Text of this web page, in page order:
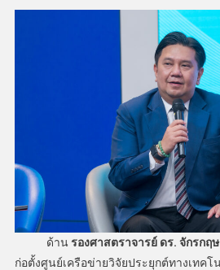
ด้านรองศาสตราจารย์ ดร. จักรก
ก่อตั้งศูนย์เครือข่ายวิจัยประยุกต์ทางเทค